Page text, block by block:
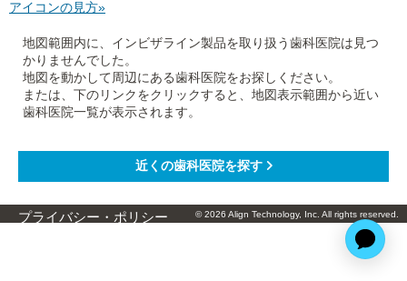
アイコンの見方»
地図範囲内に、インビザライン製品を取り扱う歯科医院は見つ
かりませんでした。
地図を動かして周辺にある歯科医院をお探しください。
または、下のリンクをクリックすると、地図表示範囲から近い
歯科医院一覧が表示されます。
プライバシー・ポリシー © 2026 Align Technology, Inc. All rights reserved.